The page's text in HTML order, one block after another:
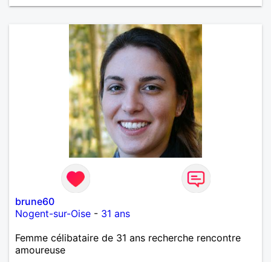
brune60
Nogent-sur-Oise - 31 ans
Femme célibataire de 31 ans recherche rencontre
amoureuse